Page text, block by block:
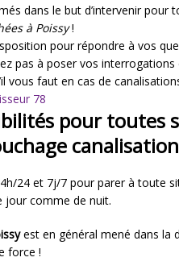
dans le but d’intervenir pour
à Poissy!
pour répondre à vos
pas à poser vos
vous faut en cas de
78
pour toutes
24 et 7j/7 pour parer à toute
jour comme de nuit.
est en général mené dans la
force !